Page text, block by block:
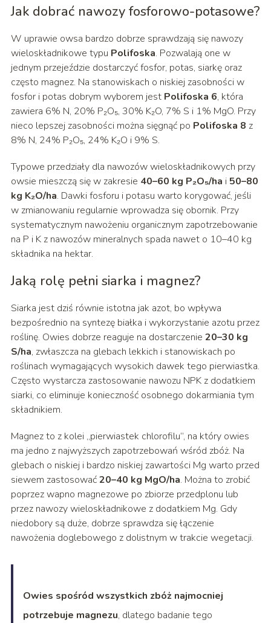
Jak dobrać nawozy fosforowo-potasowe?
W uprawie owsa bardzo dobrze sprawdzają się nawozy
wieloskładnikowe typu Polifoska. Pozwalają one w
jednym przejeździe dostarczyć fosfor, potas, siarkę oraz
często magnez. Na stanowiskach o niskiej zasobności w
fosfor i potas dobrym wyborem jest Polifoska 6, która
zawiera 6% N, 20% P₂O₅, 30% K₂O, 7% S i 1% MgO. Przy
nieco lepszej zasobności można sięgnąć po Polifoska 8 z
8% N, 24% P₂O₅, 24% K₂O i 9% S.
Typowe przedziały dla nawozów wieloskładnikowych przy
owsie mieszczą się w zakresie 40–60 kg P₂O₅/ha i 50–80
kg K₂O/ha. Dawki fosforu i potasu warto korygować, jeśli
w zmianowaniu regularnie wprowadza się obornik. Przy
systematycznym nawożeniu organicznym zapotrzebowanie
na P i K z nawozów mineralnych spada nawet o 10–40 kg
składnika na hektar.
Jaką rolę pełni siarka i magnez?
Siarka jest dziś równie istotna jak azot, bo wpływa
bezpośrednio na syntezę białka i wykorzystanie azotu przez
roślinę. Owies dobrze reaguje na dostarczenie 20–30 kg
S/ha, zwłaszcza na glebach lekkich i stanowiskach po
roślinach wymagających wysokich dawek tego pierwiastka.
Często wystarcza zastosowanie nawozu NPK z dodatkiem
siarki, co eliminuje konieczność osobnego dokarmiania tym
składnikiem.
Magnez to z kolei „pierwiastek chlorofilu”, na który owies
ma jedno z najwyższych zapotrzebowań wśród zbóż. Na
glebach o niskiej i bardzo niskiej zawartości Mg warto przed
siewem zastosować20–40 kg MgO/ha. Można to zrobić
poprzez wapno magnezowe po zbiorze przedplonu lub
przez nawozy wieloskładnikowe z dodatkiem Mg. Gdy
niedobory są duże, dobrze sprawdza się łączenie
nawożenia doglebowego z dolistnym w trakcie wegetacji.
Owies spośród wszystkich zbóż najmocniej
potrzebuje magnezu, dlatego badanie tego